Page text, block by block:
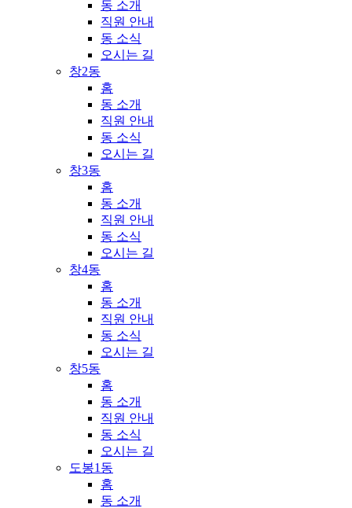
동 소개
직원 안내
동 소식
오시는 길
창2동
홈
동 소개
직원 안내
동 소식
오시는 길
창3동
홈
동 소개
직원 안내
동 소식
오시는 길
창4동
홈
동 소개
직원 안내
동 소식
오시는 길
창5동
홈
동 소개
직원 안내
동 소식
오시는 길
도봉1동
홈
동 소개